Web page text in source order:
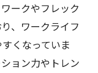
ークやフレック
、ワークライフ
くなっていま
ョン力やトレン